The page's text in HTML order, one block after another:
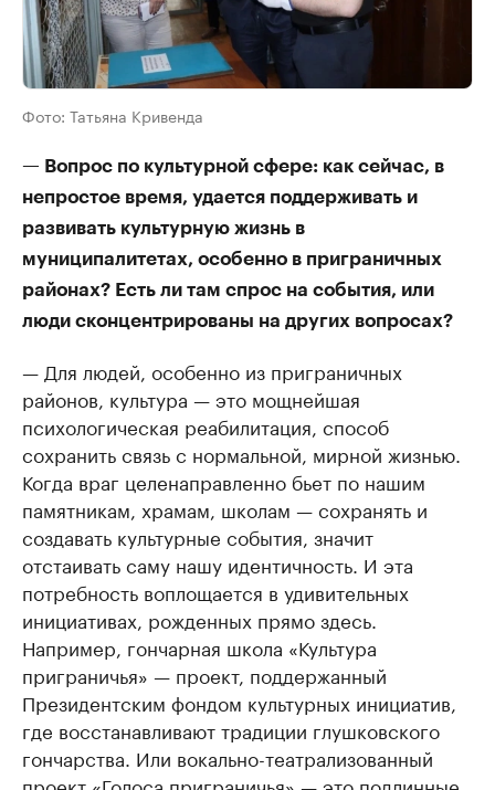
Фото: Татьяна Кривенда
— Вопрос по культурной сфере: как сейчас, в
непростое время, удается поддерживать и
развивать культурную жизнь в
муниципалитетах, особенно в приграничных
районах? Есть ли там спрос на события, или
люди сконцентрированы на других вопросах?
— Для людей, особенно из приграничных
районов, культура — это мощнейшая
психологическая реабилитация, способ
сохранить связь с нормальной, мирной жизнью.
Когда враг целенаправленно бьет по нашим
памятникам, храмам, школам — сохранять и
создавать культурные события, значит
отстаивать саму нашу идентичность. И эта
потребность воплощается в удивительных
инициативах, рожденных прямо здесь.
Например, гончарная школа «Культура
приграничья» — проект, поддержанный
Президентским фондом культурных инициатив,
где восстанавливают традиции глушковского
гончарства. Или вокально-театрализованный